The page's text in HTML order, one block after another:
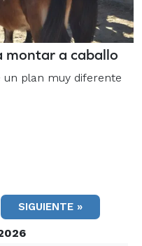
montar a caballo
plan muy diferente
SIGUIENTE »